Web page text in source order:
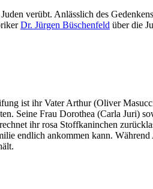
verübt. Anlässlich des
Dr. Jürgen Büschenfeld über die
ist ihr Vater Arthur (Oliver
Seine Frau Dorothea (Carla Juri)
ihr rosa Stoffkaninchen
endlich ankommen kann.